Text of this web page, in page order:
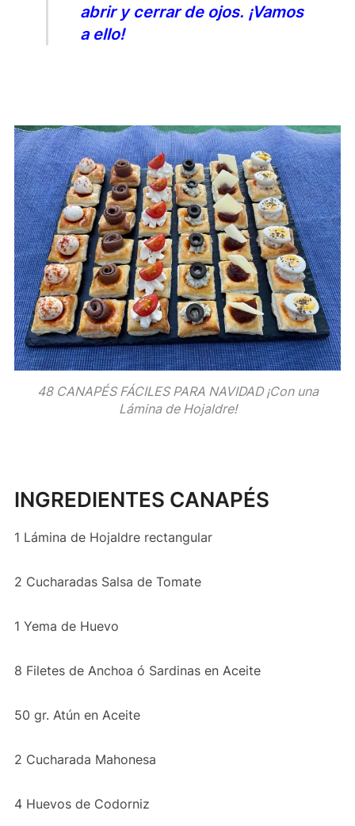
abrir y cerrar de ojos. ¡Vamos
a ello!
48 CANAPÉS FÁCILES PARA NAVIDAD ¡Con una
Lámina de Hojaldre!
INGREDIENTES CANAPÉS
1 Lámina de Hojaldre rectangular
2 Cucharadas Salsa de Tomate
1 Yema de Huevo
8 Filetes de Anchoa ó Sardinas en Aceite
50 gr. Atún en Aceite
2 Cucharada Mahonesa
4 Huevos de Codorniz